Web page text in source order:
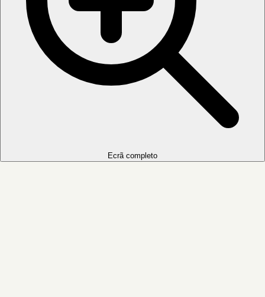
Ecrã completo